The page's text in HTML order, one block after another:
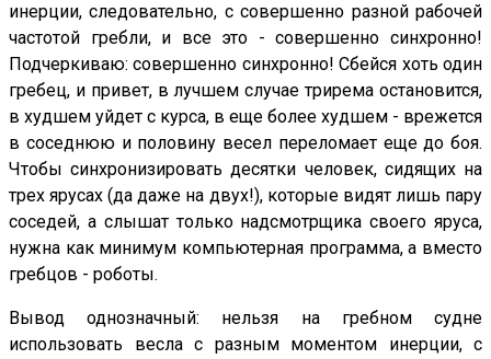
инерции, следовательно, с совершенно разной рабочей
частотой гребли, и все это - совершенно синхронно!
Подчеркиваю: совершенно синхронно! Сбейся хоть один
гребец, и привет, в лучшем случае трирема остановится,
в худшем уйдет с курса, в еще более худшем - врежется
в соседнюю и половину весел переломает еще до боя.
Чтобы синхронизировать десятки человек, сидящих на
трех ярусах (да даже на двух!), которые видят лишь пару
соседей, а слышат только надсмотрщика своего яруса,
нужна как минимум компьютерная программа, а вместо
гребцов - роботы.
Вывод однозначный: нельзя на гребном судне
использовать весла с разным моментом инерции, с